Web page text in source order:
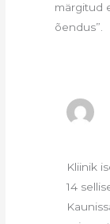
märgitud
õendus”.
Kliinik
14